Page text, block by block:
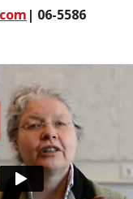
| 06-5586